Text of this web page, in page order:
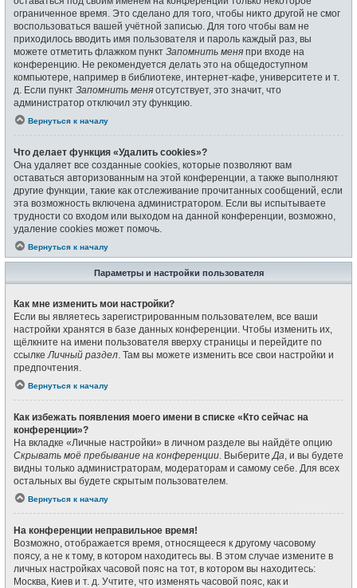
ограниченное время. Это сделано для того, чтобы никто другой не смог
воспользоваться вашей учётной записью. Для того чтобы вам не
приходилось вводить имя пользователя и пароль каждый раз, вы
можете отметить флажком пункт Запомнить меня при входе на
конференцию. Не рекомендуется делать это на общедоступном
компьютере, например в библиотеке, интернет-кафе, университете и т.
д. Если пункт Запомнить меня отсутствует, это значит, что
администратор отключил эту функцию.
Вернуться к началу
Что делает функция «Удалить cookies»?
Она удаляет все созданные cookies, которые позволяют вам
оставаться авторизованным на этой конференции, а также выполняют
другие функции, такие как отслеживание прочитанных сообщений, если
эта возможность включена администратором. Если вы испытываете
трудности со входом или выходом на данной конференции, возможно,
удаление cookies может помочь.
Вернуться к началу
Параметры и настройки пользователя
Как мне изменить мои настройки?
Если вы являетесь зарегистрированным пользователем, все ваши
настройки хранятся в базе данных конференции. Чтобы изменить их,
щёлкните на имени пользователя вверху страницы и перейдите по
ссылкеЛичный раздел. Там вы можете изменить все свои настройки и
предпочтения.
Вернуться к началу
Как избежать появления моего имени в списке «Кто сейчас на
конференции»?
На вкладке «Личные настройки» в личном разделе вы найдёте опцию
Скрывать моё пребывание на конференции. ВыберитеДа, и вы будете
видны только администраторам, модераторам и самому себе. Для всех
остальных вы будете скрытым пользователем.
Вернуться к началу
На конференции неправильное время!
Возможно, отображается время, относящееся к другому часовому
поясу, а не к тому, в котором находитесь вы. В этом случае измените в
личных настройках часовой пояс на тот, в котором вы находитесь:
Москва, Киев и т. д. Учтите, что изменять часовой пояс, как и